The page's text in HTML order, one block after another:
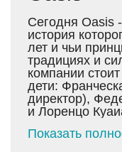
Сегодня Oasis
история
лет и чьи
традициях и
компании
дети:
директор),
и Лоренцо
компания Oasis
Показать